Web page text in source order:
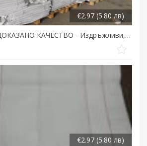
Биг Биг Чували - ДОКАЗАНО КАЧЕСТВО - Издръжливи, Чисти, Практични, Цена - 5, 80лв/бр....
€2.97 (5.80 лв)
€2.97 (5.80 лв)